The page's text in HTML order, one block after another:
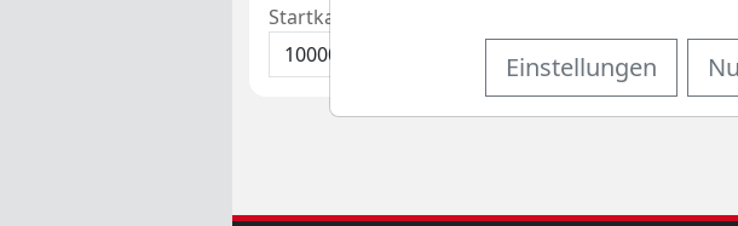
Startkapital
Einstellungen